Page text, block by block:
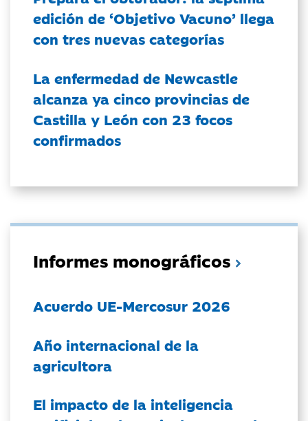
edición de ‘Objetivo Vacuno’ llega
con tres nuevas categorías
La enfermedad de Newcastle
alcanza ya cinco provincias de
Castilla y León con 23 focos
confirmados
Informes monográficos
Acuerdo UE-Mercosur 2026
Año internacional de la
agricultora
El impacto de la inteligencia